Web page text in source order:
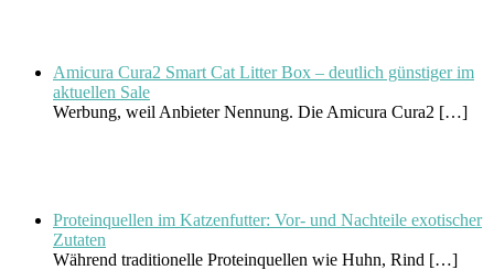
Amicura Cura2 Smart Cat Litter Box – deutlich günstiger im
aktuellen Sale
Werbung, weil Anbieter Nennung. Die Amicura Cura2 […]
Proteinquellen im Katzenfutter: Vor- und Nachteile exotischer
Zutaten
Während traditionelle Proteinquellen wie Huhn, Rind […]